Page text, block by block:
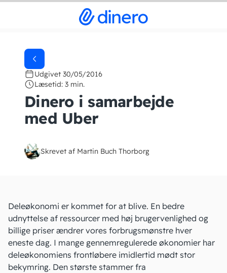
Udgivet 30/05/2016
Læsetid: 3 min.
Dinero i samarbejde
med Uber
Skrevet af Martin Buch Thorborg
Deleøkonomi er kommet for at blive. En bedre
udnyttelse af ressourcer med høj brugervenlighed og
billige priser ændrer vores forbrugsmønstre hver
eneste dag. I mange gennemregulerede økonomier har
deleøkonomiens frontløbere imidlertid mødt stor
bekymring. Den største stammer fra